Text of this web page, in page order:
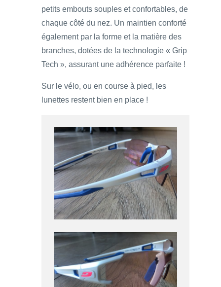
petits embouts souples et confortables, de
chaque côté du nez. Un maintien conforté
également par la forme et la matière des
branches, dotées de la technologie « Grip
Tech », assurant une adhérence parfaite !
Sur le vélo, ou en course à pied, les
lunettes restent bien en place !